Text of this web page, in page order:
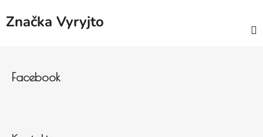
Značka Vyryjto
Facebook